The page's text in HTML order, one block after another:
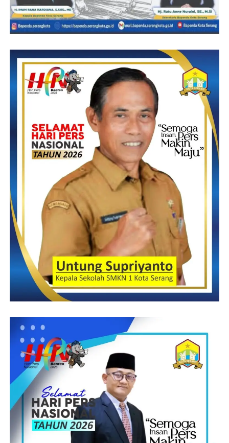
H. Subadri Ushuludin,SH, M.Si Wakil Wali Kota Serang dalam
penyampaiannya mudah mudahan atas kehadiran kita semua di
acara Musrenbang ini
Mendapatkan barokah dari Allah SWT, dan Alhamdulillah acara
musrenbang di tingkat kelurahan se Kecamatan Walantaka sudah
selesai dilaksanakan dengan baik
Setelah acara Musrenbang ini agar terakomodir dan dan
mencatat skala skala prioritas rencana pembangunan tersebut dan
sekalipun kami berdua selesai mengemban jabatan sebagai Wali
Kota dan Wakil Wali Kota Serang kami berharap tetap dapat
membawa kota serang yang lebih baik
Dan sekaligus dalam kesempatan H. Subadri Ushuludin, SH,
M.Si menyatakan bahwa acara Musrenbang Kecamatan
Walantaka Kota Serang pada hari ini dinyatakan secara resmi
H. Subadri dalam wawancara dengan awak media Klik Viral
mengungkapkan Saya selaku wakil wali kota berharap setelah
adanya acara musrembang ini ada azas manfaatnya dan agar
semuanya itu terakomodir demi percepatan pembangunan kota
serang, sekalipun saya nanti sudah tidak menjabat tetap
pembangunan kota serang dilanjutkan tutupnya
M. Jandan Salim, SE